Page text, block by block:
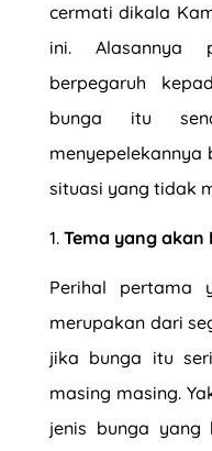
cermati dikala
ini.
berpegaruh
bunga itu
situasi yang tidak
Tema yang akan
Perihal pertama
merupakan dari
jika bunga itu
masing masing.
jenis bunga yang